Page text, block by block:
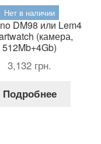
Нет в наличии
DM98 или Lem4
(камера,
512Mb+4Gb)
3,132 грн.
Подробнее